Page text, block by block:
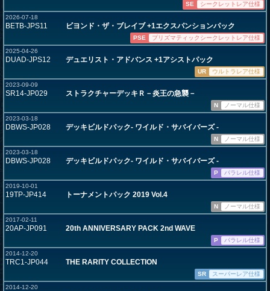
SE
シークレットレア仕様
2026-07-18
BETB-JPS11 ビヨンド・ザ・ブレイブ +1エクスパンションパック
PSE
プリズマティックシークレットレア仕様
2025-04-26
DUAD-JPS12 デュエリスト・アドバンス +1アシストパック
UR
ウルトラレア仕様
2023-09-09
SR14-JP029 ストラクチャーデッキＲ－炎王の急襲－
N
ノーマル仕様
2023-03-18
DBWS-JP028 デッキビルドパック- ワイルド・サバイバーズ -
N
ノーマル仕様
2023-03-18
DBWS-JP028 デッキビルドパック- ワイルド・サバイバーズ -
P
パラレル仕様
2019-10-01
19TP-JP414 トーナメントパック 2019 Vol.4
N
ノーマル仕様
2017-02-11
20AP-JP091 20th ANNIVERSARY PACK 2nd WAVE
P
パラレル仕様
2014-12-20
TRC1-JP044 THE RARITY COLLECTION
SR
スーパーレア仕様
2014-12-20